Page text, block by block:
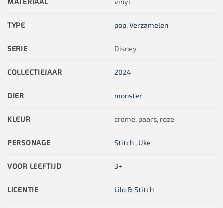
MATERIAAL vinyl
TYPE pop,Verzamelen
SERIE Disney
COLLECTIEJAAR 2024
DIER monster
KLEUR creme, paars, roze
PERSONAGE Stitch , Uke
VOOR LEEFTIJD 3+
LICENTIE Lilo & Stitch